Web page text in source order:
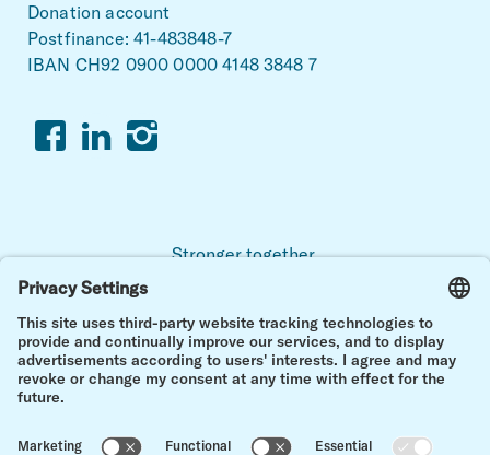
Donation account
Postfinance: 41-483848-7
IBAN CH92 0900 0000 4148 3848 7
FacebookLinkedinInstagram
Stronger together.
For a life with and after childhood cancer.